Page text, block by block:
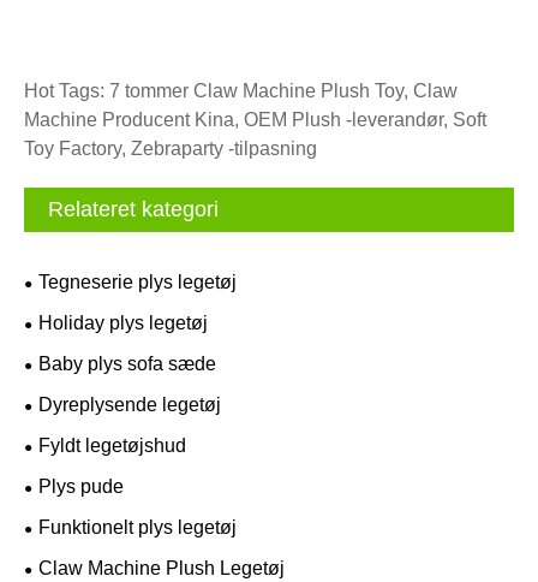
Hot Tags: 7 tommer Claw Machine Plush Toy, Claw
Machine Producent Kina, OEM Plush -leverandør, Soft
Toy Factory, Zebraparty -tilpasning
Relateret kategori
Tegneserie plys legetøj
Holiday plys legetøj
Baby plys sofa sæde
Dyreplysende legetøj
Fyldt legetøjshud
Plys pude
Funktionelt plys legetøj
Claw Machine Plush Legetøj